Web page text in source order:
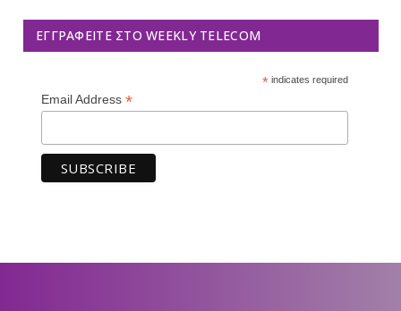
ΕΓΓΡΑΦΕΊΤΕ ΣΤΟ WEEKLY TELECOM
*indicates required
Email Address *